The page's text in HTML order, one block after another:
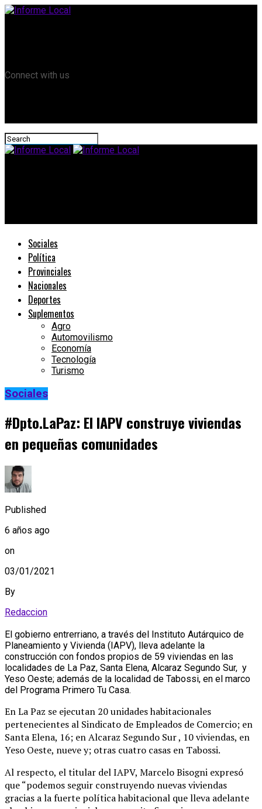
Connect with us
Sociales
Política
Provinciales
Nacionales
Deportes
Suplementos
Agro
Automovilismo
Economía
Tecnología
Turismo
Sociales
#Dpto.LaPaz: El IAPV construye viviendas
en pequeñas comunidades
Published
6 años ago
on
03/01/2021
By
Redaccion
El gobierno entrerriano, a través del Instituto Autárquico de
Planeamiento y Vivienda (IAPV), lleva adelante la
construcción con fondos propios de 59 viviendas en las
localidades de La Paz, Santa Elena, Alcaraz Segundo Sur, y
Yeso Oeste; además de la localidad de Tabossi, en el marco
del Programa Primero Tu Casa.
En La Paz se ejecutan 20 unidades habitacionales
pertenecientes al Sindicato de Empleados de Comercio; en
Santa Elena, 16; en Alcaraz Segundo Sur , 10 viviendas, en
Yeso Oeste, nueve y; otras cuatro casas en Tabossi.
Al respecto, el titular del IAPV, Marcelo Bisogni expresó
que “podemos seguir construyendo nuevas viviendas
gracias a la fuerte política habitacional que lleva adelante